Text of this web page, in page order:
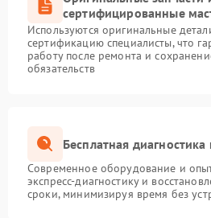
сертифицированные
Используются оригинальные
сертификацию специалисты, что
работу после ремонта и
обязательств
Бесплатная
Современное оборудование и
экспресс-диагностику и
сроки, минимизируя время без